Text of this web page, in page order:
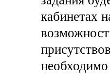
кабинетах